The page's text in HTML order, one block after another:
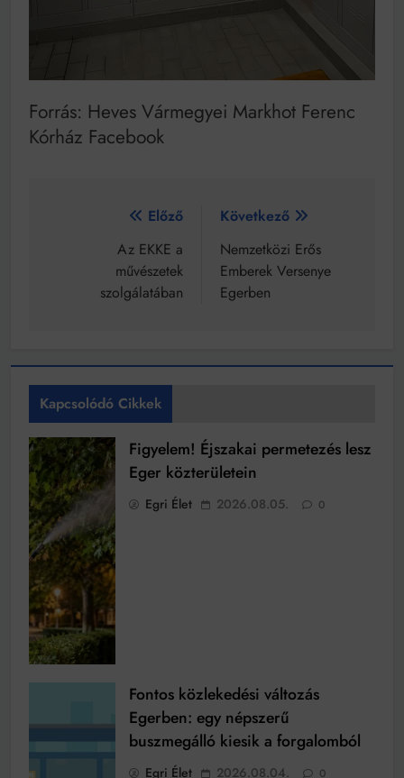
Forrás: Heves Vármegyei Markhot Ferenc
Kórház Facebook
Bejegyzés
navigáció
Előző
Az EKKE a
művészetek
szolgálatában
Következő
Nemzetközi Erős
Emberek Versenye
Egerben
Kapcsolódó Cikkek
Figyelem! Éjszakai permetezés lesz
Eger közterületein
Egri Élet 2026.08.05. 0
Fontos közlekedési változás
Egerben: egy népszerű
buszmegálló kiesik a forgalomból
Egri Élet 2026.08.04. 0